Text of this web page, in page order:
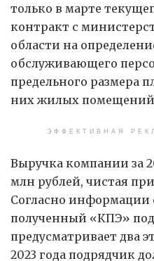
только в марте
контракт с
области на
обслуживающего
предельного размера
них жилых помещений
ЭФФЕКТИВНАЯ
Выручка компании за
млн рублей, чистая
Согласно информации
полученный «КПЭ»
предусматривает два
2023 года подрядчик